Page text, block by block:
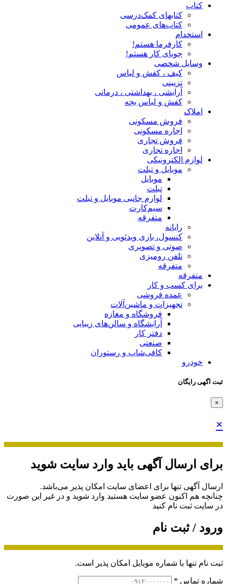
کتاب
کتابهای کمک‌درسی
کتاب‌های عمومی
استخدام
کارفرما هستم!
جویای کار هستم!
وسایل شخصی
کیف ، کفش و لباس
تزیینی
آرایشی ، بهداشتی ، درمانی
کفش و لباس بچه
املاک
فروش مسکونی
اجاره مسکونی
فروش تجاری
اجاره تجاری
لوازم الکترونیکی
موبایل و تبلت
موبایل
تبلت
لوازم جانبی موبایل و تبلت
سیم‌کارت
متفرقه
رایانه
کنسول، بازی‌ ویدئویی و آنلاین
صوتی و تصویری
تلفن رومیزی
متفرقه
متفرقه
برای کسب و کار
عمده فروشی
تجهیزات و ماشین‌آلات
فروشگاه و مغازه
آرایشگاه و سالن‌های زیبایی
دفتر کار
صنعتی
کافی‌شاپ و رستوران
خودرو
ثبت اگهی رایگان
×
×
برای ارسال آگهی باید وارد سایت شوید
ارسال آگهی تنها برای اعضای سایت امکان پذیر می‌باشد.
چنانچه هم‌ اکنون عضو سایت هستید وارد شوید و در غیر این صورت
در سایت ثبت نام کنید
ورود / ثبت نام
ثبت نام تنها با شماره موبایل امکان پذیر است.
شماره تماس *